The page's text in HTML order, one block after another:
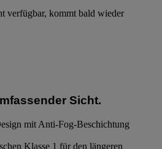
verfügbar, kommt bald wieder
Sicht.
mit Anti-Fog-Beschichtung
Klasse 1 für den längeren